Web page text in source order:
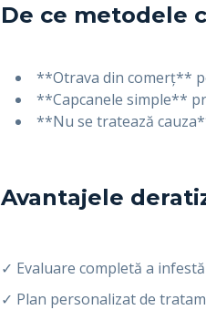
De ce metodele
**Otrava din comerț**
**Capcanele simple**
**Nu se tratează
Avantajele
✓ Evaluare completă a
✓ Plan personalizat de